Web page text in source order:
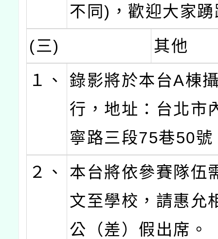
不同)，歡迎大家
(三)
其他
１、
錄影將於本台A棟
行，地址：台北市
寧路三段75巷50號
２、
本台將依參賽隊伍
文至學校，請惠允
公（差）假出席。